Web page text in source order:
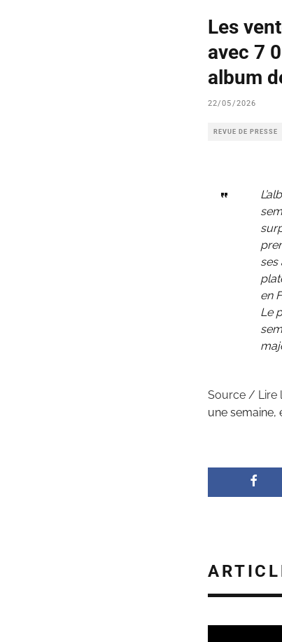
Les
avec 7
album
22/05/2026
REVUE DE PRESSE
ses
en
Le
Source / Lire
une